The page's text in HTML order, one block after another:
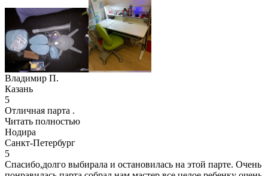
Владимир П.
Казань
5
Отличная парта .
Читать полностью
Нодира
Санкт-Петербург
5
Спасибо,долго выбирала и остановилась на этой парте. Очень